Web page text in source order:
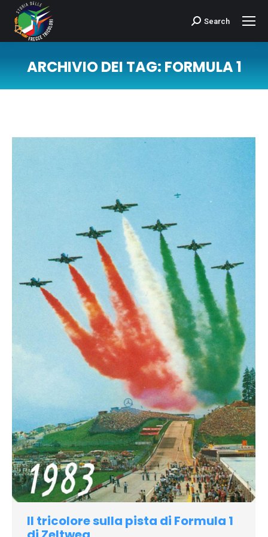
Cerca:Search
ARCHIVIO DEI TAG:FORMULA 1
Il tricolore sulla pista di Formula 1